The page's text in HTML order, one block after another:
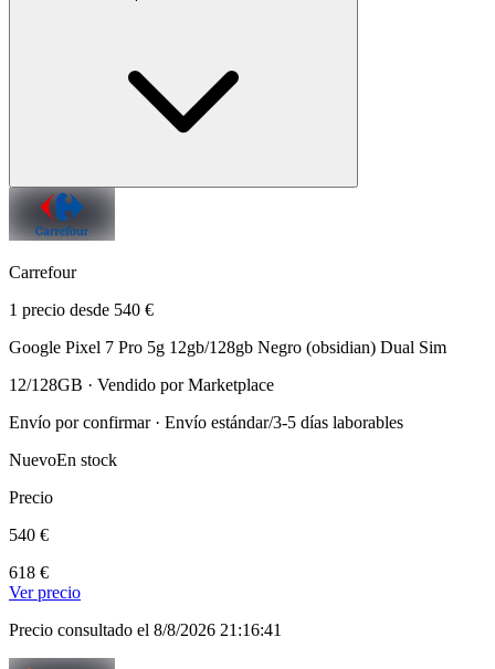
Carrefour
1 precio desde 540 €
Google Pixel 7 Pro 5g 12gb/128gb Negro (obsidian) Dual Sim
12/128GB · Vendido por Marketplace
Envío por confirmar · Envío estándar/3-5 días laborables
NuevoEn stock
Precio
540 €
618 €
Ver precio
Precio consultado el 8/8/2026 21:16:41